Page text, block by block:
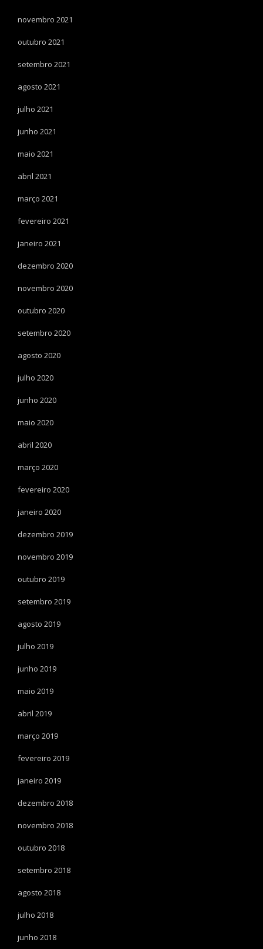
novembro 2021
outubro 2021
setembro 2021
agosto 2021
julho 2021
junho 2021
maio 2021
abril 2021
março 2021
fevereiro 2021
janeiro 2021
dezembro 2020
novembro 2020
outubro 2020
setembro 2020
agosto 2020
julho 2020
junho 2020
maio 2020
abril 2020
março 2020
fevereiro 2020
janeiro 2020
dezembro 2019
novembro 2019
outubro 2019
setembro 2019
agosto 2019
julho 2019
junho 2019
maio 2019
abril 2019
março 2019
fevereiro 2019
janeiro 2019
dezembro 2018
novembro 2018
outubro 2018
setembro 2018
agosto 2018
julho 2018
junho 2018